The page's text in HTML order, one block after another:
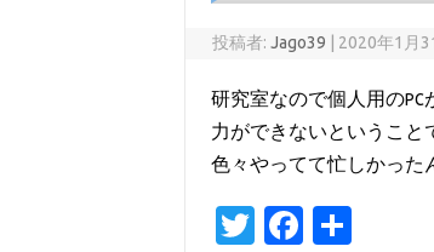
投稿者:Jago39 2020年1月
研究室なので個人用の
力ができないということ
色々やってて忙しかった
T
Fa